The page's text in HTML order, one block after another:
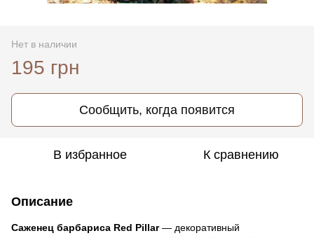
Нет в наличии
195 грн
Сообщить, когда появится
В избранное К сравнению
Описание
Саженец барбариса Red Pillar— декоративный